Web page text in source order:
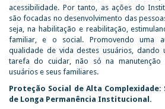
acessibilidade. Por tanto, as ações do
são focadas no desenvolvimento das
seja, na habilitação e reabilitação,
familiar, e o social. Promovendo uma
qualidade de vida destes usuários, dando
tarefa do cuidar, não só na
usuários e seus familiares.
Proteção Social de Alta
de Longa Permanência Institucional.